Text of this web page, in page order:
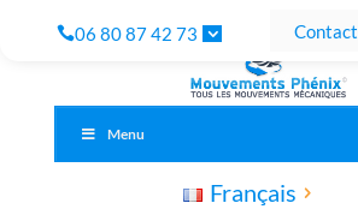
06 80 87 42 73 Contact
Menu
Français